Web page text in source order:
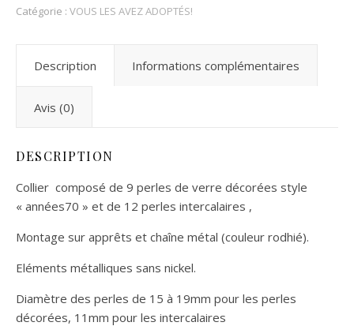
Catégorie : VOUS LES AVEZ ADOPTÉS!
Description Informations complémentaires
Avis (0)
DESCRIPTION
Collier composé de 9 perles de verre décorées style
« années70 » et de 12 perles intercalaires ,
Montage sur apprêts et chaîne métal (couleur rodhié).
Eléments métalliques sans nickel.
Diamètre des perles de 15 à 19mm pour les perles
décorées, 11mm pour les intercalaires